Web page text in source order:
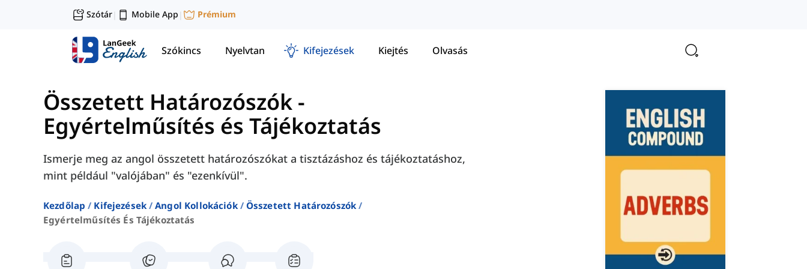
Szótár| Mobile App | Prémium
Szókincs Nyelvtan Kifejezések Kiejtés Olvasás
Összetett Határozószók -
Egyértelműsítés és Tájékoztatás
Ismerje meg az angol összetett határozószókat a tisztázáshoz és tájékoztatáshoz,
mint például "valójában" és "ezenkívül".
Kezdőlap Kifejezések Angol Kollokációk
Összetett Határozószók
Egyértelműsítés És Tájékoztatás